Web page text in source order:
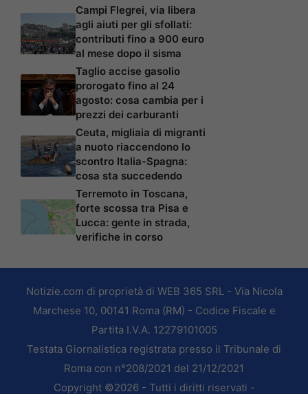
Campi Flegrei, via libera
agli aiuti per gli sfollati:
contributi fino a 900 euro
al mese dopo il sisma
Taglio accise gasolio
prorogato fino al 24
agosto: cosa cambia per i
prezzi dei carburanti
Ceuta, migliaia di migranti
a nuoto riaccendono lo
scontro Italia-Spagna:
cosa sta succedendo
Terremoto in Toscana,
forte scossa tra Pisa e
Lucca: gente in strada,
verifiche in corso
Notizie.com di proprietà di WEB 365 SRL - Via Nicola
Marchese 10, 00141 Roma (RM) - Codice Fiscale e
Partita I.V.A. 12279101005
Testata Giornalistica registrata presso il Tribunale di
Roma con n°208/2021 del 21/12/2021
Copyright ©2026 - Tutti i diritti riservati -